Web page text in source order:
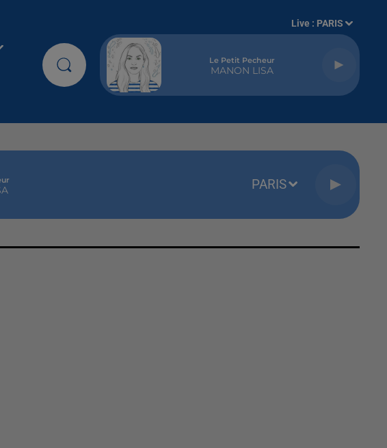
Live : PARIS
Le Petit Pecheur
MANON LISA
PARIS